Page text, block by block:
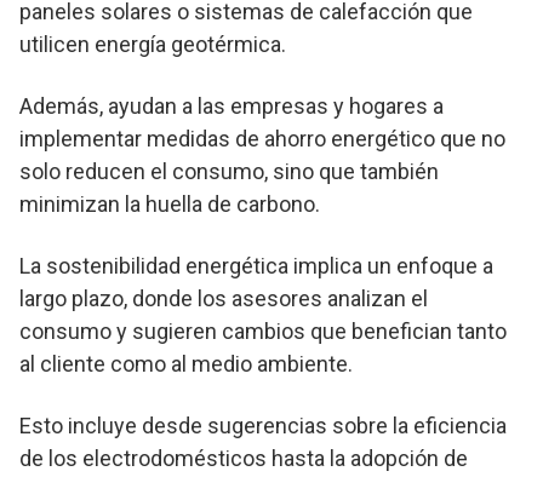
paneles solares o sistemas de calefacción que
utilicen energía geotérmica.
Además, ayudan a las empresas y hogares a
implementar medidas de ahorro energético que no
solo reducen el consumo, sino que también
minimizan la huella de carbono.
La sostenibilidad energética implica un enfoque a
largo plazo, donde los asesores analizan el
consumo y sugieren cambios que benefician tanto
al cliente como al medio ambiente.
Esto incluye desde sugerencias sobre la eficiencia
de los electrodomésticos hasta la adopción de